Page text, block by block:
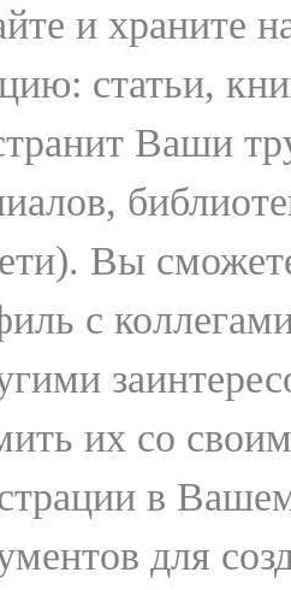
и храните
статьи,
Ваши
Вы
с
их со
в
для